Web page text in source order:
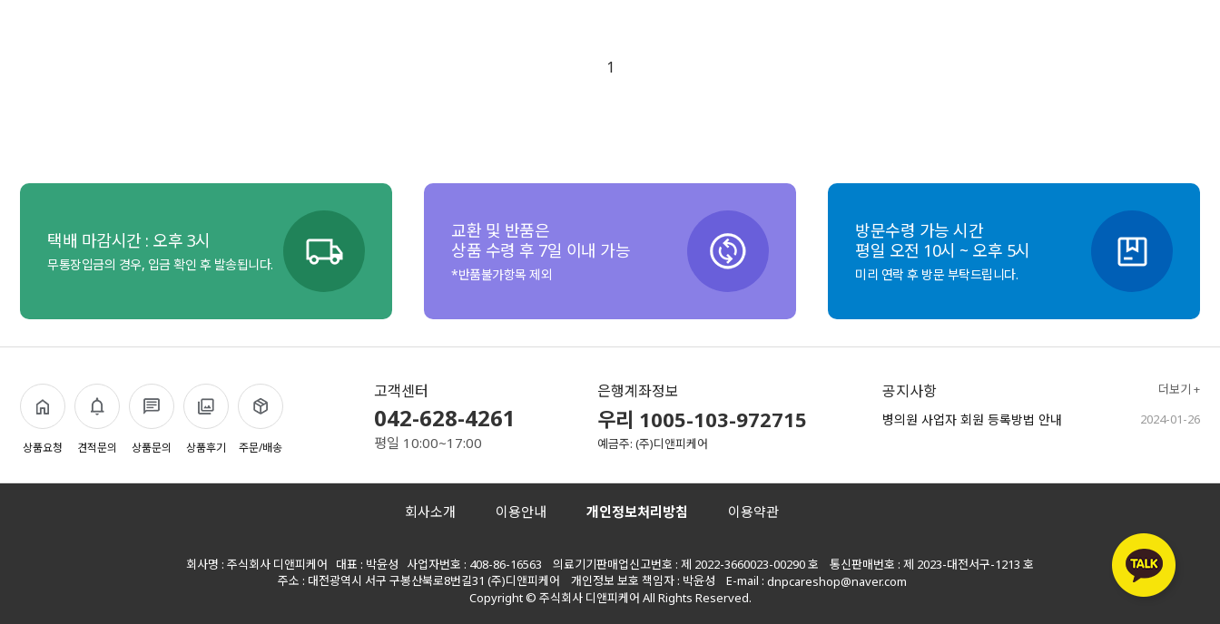
1
택배 마감시간 : 오후 3시
무통장입금의 경우, 입금 확인 후 발송됩니다.
교환 및 반품은
상품 수령 후 7일 이내 가능
*반품불가항목 제외
방문수령 가능 시간
평일 오전 10시 ~ 오후 5시
미리 연락 후 방문 부탁드립니다.
상품요청 견적문의 상품문의 상품후기 주문/배송
고객센터
042-628-4261
평일 10:00~17:00
은행계좌정보
우리 1005-103-972715
예금주: (주)디앤피케어
공지사항 더보기 +
병의원 사업자 회원 등록방법 안내 2024-01-26
회사소개 이용안내 개인정보처리방침 이용약관
회사명 : 주식회사 디앤피케어 대표 : 박윤성 사업자번호 : 408-86-16563 의료기기판매업신고번호 : 제 2022-3660023-00290 호 통신판매번호 : 제 2023-대전서구-1213 호
주소 : 대전광역시 서구 구봉산북로8번길31 (주)디앤피케어 개인정보 보호 책임자 : 박윤성 E-mail : dnpcareshop@naver.com
Copyright © 주식회사 디앤피케어 All Rights Reserved.